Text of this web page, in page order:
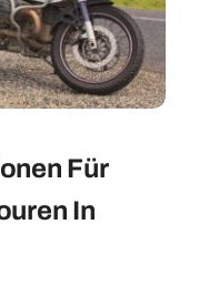
Für
In